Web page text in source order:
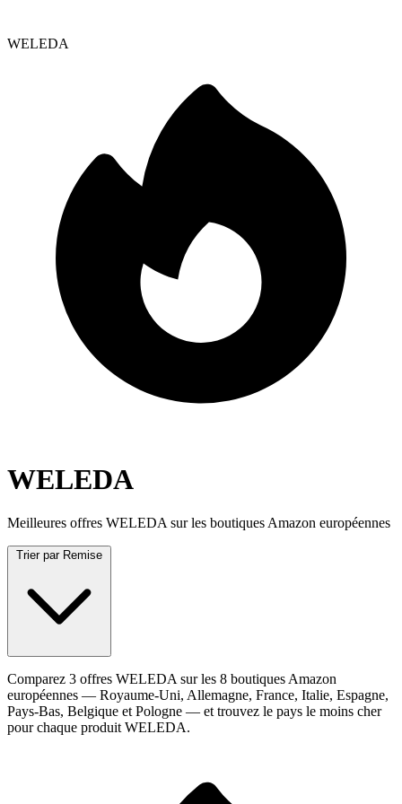
WELEDA
WELEDA
Meilleures offres WELEDA sur les boutiques Amazon européennes
Trier par Remise
Comparez 3 offres WELEDA sur les 8 boutiques Amazon
européennes — Royaume-Uni, Allemagne, France, Italie, Espagne,
Pays-Bas, Belgique et Pologne — et trouvez le pays le moins cher
pour chaque produit WELEDA.